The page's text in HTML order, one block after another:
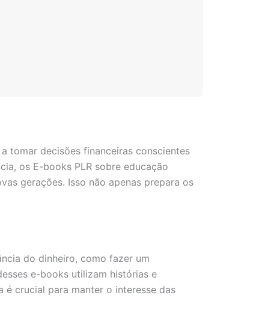
tomar decisões financeiras conscientes
os E-books PLR sobre educação
gerações. Isso não apenas prepara os
do dinheiro, como fazer um
e-books utilizam histórias e
é crucial para manter o interesse das